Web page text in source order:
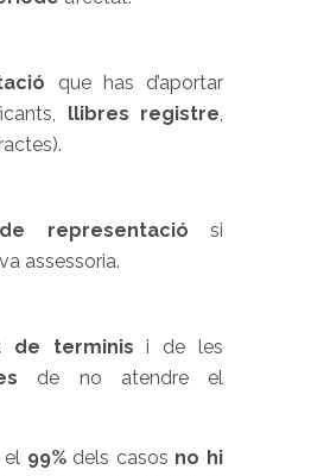
que has d’aportar
llibres registre,
representació si
assessoria.
de terminis i de les
de no atendre el
el 99%dels casos no hi